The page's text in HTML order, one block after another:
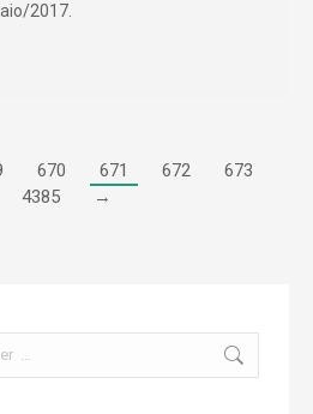
2017.
670 671 672
673
4385 →